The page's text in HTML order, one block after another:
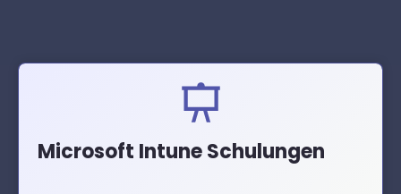
Microsoft Intune Schulungen